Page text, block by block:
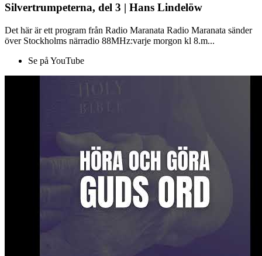
Silvertrumpeterna, del 3 | Hans Lindelöw
Det här är ett program från Radio Maranata Radio Maranata sänder
över Stockholms närradio 88MHz:varje morgon kl 8.m...
Se på YouTube